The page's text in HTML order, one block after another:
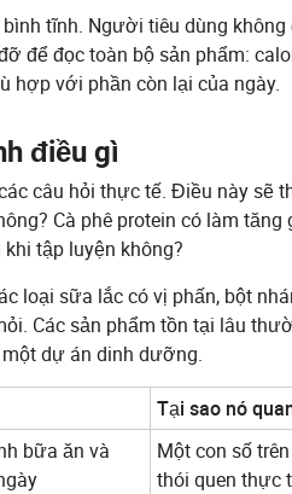
tĩnh. Người tiêu dùng
để đọc toàn bộ sản phẩm:
hợp với phần còn lại của ngày.
điều gì
câu hỏi thực tế. Điều này sẽ
Cà phê protein có làm
tập luyện không?
loại sữa lắc có vị phấn, bột
Các sản phẩm tồn tại lâu
dự án dinh dưỡng.
Tại sao nó
bữa ăn và
Một con số
thói quen thực